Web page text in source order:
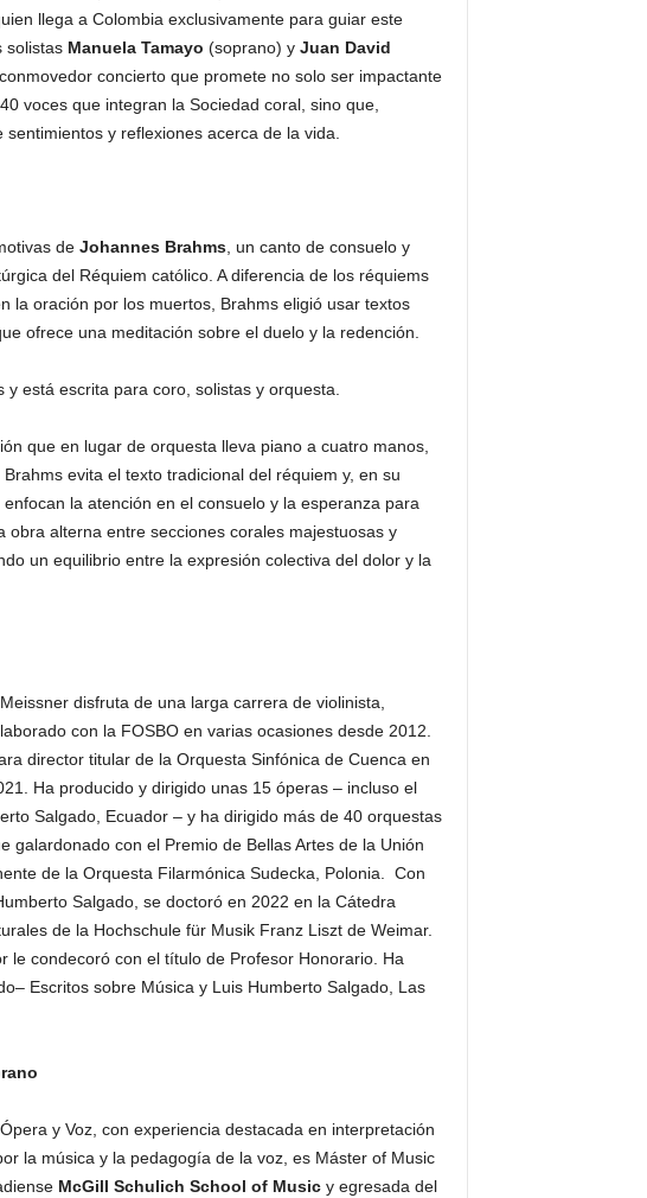
llega a Colombia exclusivamente para guiar este
solistas Manuela Tamayo (soprano) y Juan David
concierto que promete no solo ser impactante
voces que integran la Sociedad coral, sino que,
y reflexiones acerca de la vida.
de Johannes Brahms, un canto de consuelo y
del Réquiem católico. A diferencia de los réquiems
la oración por los muertos, Brahms eligió usar textos
ofrece una meditación sobre el duelo y la redención.
está escrita para coro, solistas y orquesta.
que en lugar de orquesta lleva piano a cuatro manos,
evita el texto tradicional del réquiem y, en su
la atención en el consuelo y la esperanza para
obra alterna entre secciones corales majestuosas y
un equilibrio entre la expresión colectiva del dolor y la
disfruta de una larga carrera de violinista,
con la FOSBO en varias ocasiones desde 2012.
director titular de la Orquesta Sinfónica de Cuenca en
Ha producido y dirigido unas 15 óperas – incluso el
Salgado, Ecuador – y ha dirigido más de 40 orquestas
galardonado con el Premio de Bellas Artes de la Unión
de la Orquesta Filarmónica Sudecka, Polonia. Con
Salgado, se doctoró en 2022 en la Cátedra
de la Hochschule für Musik Franz Liszt de Weimar.
le condecoró con el título de Profesor Honorario. Ha
Escritos sobre Música y Luis Humberto Salgado, Las
y Voz, con experiencia destacada en interpretación
la música y la pedagogía de la voz, es Máster of Music
McGill Schulich School of Musicy egresada del